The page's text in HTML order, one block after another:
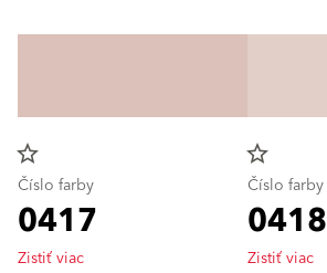
star_border
Číslo farby
0417
Zistiť viac
star_border
Číslo farby
0418
Zistiť viac